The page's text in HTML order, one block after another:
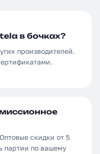
в бочках?
производителей.
скидки от 5
партии по вашему